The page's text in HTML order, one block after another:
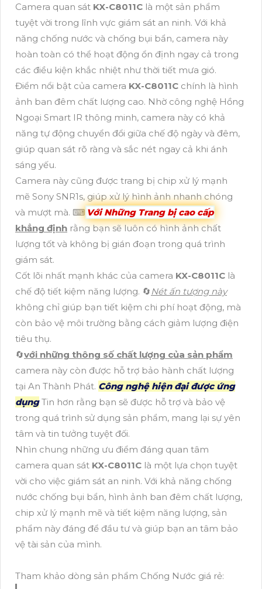
Camera quan sát KX-C8011C là một sản phẩm
tuyệt vời trong lĩnh vực giám sát an ninh. Với khả
năng chống nước và chống bụi bẩn, camera này
hoàn toàn có thể hoạt động ổn định ngay cả trong
các điều kiện khắc nhiệt như thời tiết mưa gió.
Điểm nổi bật của camera KX-C8011C chính là hình
ảnh ban đêm chất lượng cao. Nhờ công nghệ Hồng
Ngoại Smart IR thông minh, camera này có khả
năng tự động chuyển đổi giữa chế độ ngày và đêm,
giúp quan sát rõ ràng và sắc nét ngay cả khi ánh
sáng yếu.
Camera này cũng được trang bị chip xử lý mạnh
mẽ Sony SNR1s, giúp xử lý hình ảnh nhanh chóng
và mượt mà. ⌨ Với Những Trang bị cao cấp
khẳng định rằng bạn sẽ luôn có hình ảnh chất
lượng tốt và không bị gián đoạn trong quá trình
giám sát.
Cốt lõi nhất mạnh khác của camera KX-C8011C là
chế độ tiết kiệm năng lượng. 🔄 Nét ấn tượng này
không chỉ giúp bạn tiết kiệm chi phí hoạt động, mà
còn bảo vệ môi trường bằng cách giảm lượng điện
tiêu thụ.
🔄với những thông số chất lượng của sản phẩm
camera này còn được hỗ trợ bảo hành chất lượng
tại An Thành Phát. Công nghệ hiện đại được ứng
dụngTin hơn rằng bạn sẽ được hỗ trợ và bảo vệ
trong quá trình sử dụng sản phẩm, mang lại sự yên
tâm và tin tưởng tuyệt đối.
Nhìn chung những ưu điểm đáng quan tâm
camera quan sát KX-C8011C là một lựa chọn tuyệt
vời cho việc giám sát an ninh. Với khả năng chống
nước chống bụi bẩn, hình ảnh ban đêm chất lượng,
chip xử lý mạnh mẽ và tiết kiệm năng lượng, sản
phẩm này đáng để đầu tư và giúp bạn an tâm bảo
vệ tài sản của mình.
Tham khảo dòng sản phẩm Chống Nước giá rẻ: